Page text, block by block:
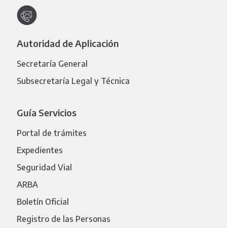
Autoridad de Aplicación
Secretaría General
Subsecretaría Legal y Técnica
Guía Servicios
Portal de trámites
Expedientes
Seguridad Vial
ARBA
Boletín Oficial
Registro de las Personas